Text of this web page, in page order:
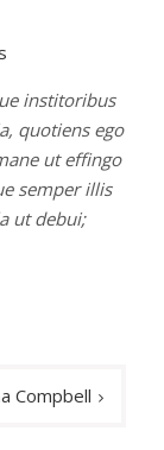
institoribus
quotiens ego
ut effingo
semper illis
ut debui;
Compbell